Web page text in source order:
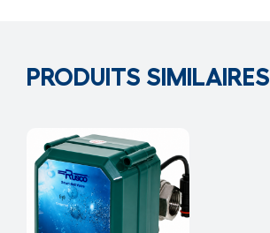
PRODUITS SIMILAIRES